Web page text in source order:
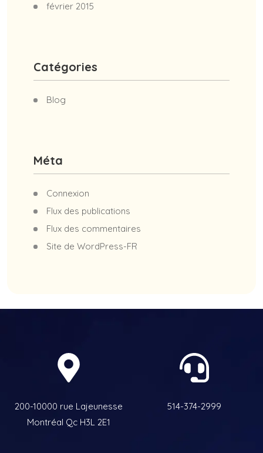
février 2015
Catégories
Blog
Méta
Connexion
Flux des publications
Flux des commentaires
Site de WordPress-FR
200-10000 rue Lajeunesse
Montréal Qc H3L 2E1
514-374-2999